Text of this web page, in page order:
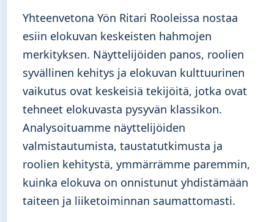
Yhteenvetona Yön Ritari Rooleissa nostaa
esiin elokuvan keskeisten hahmojen
merkityksen. Näyttelijöiden panos, roolien
syvällinen kehitys ja elokuvan kulttuurinen
vaikutus ovat keskeisiä tekijöitä, jotka ovat
tehneet elokuvasta pysyvän klassikon.
Analysoituamme näyttelijöiden
valmistautumista, taustatutkimusta ja
roolien kehitystä, ymmärrämme paremmin,
kuinka elokuva on onnistunut yhdistämään
taiteen ja liiketoiminnan saumattomasti.